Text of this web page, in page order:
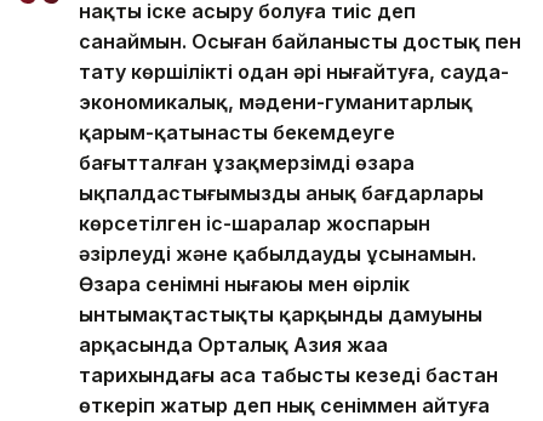
нақты іске асыру болуға тиіс деп
санаймын. Осыған байланысты достық пен
тату көршілікті одан әрі нығайтуға, сауда-
экономикалық, мәдени-гуманитарлық
қарым-қатынасты бекемдеуге
бағытталған ұзақмерзімді өзара
ықпалдастығымыздың анық бағдарлары
көрсетілген іс-шаралар жоспарын
әзірлеуді және қабылдауды ұсынамын.
Өзара сенімнің нығаюы мен өңірлік
ынтымақтастықтың қарқынды дамуының
арқасында Орталық Азия жаңа
тарихындағы аса табысты кезеңді бастан
өткеріп жатыр деп нық сеніммен айтуға